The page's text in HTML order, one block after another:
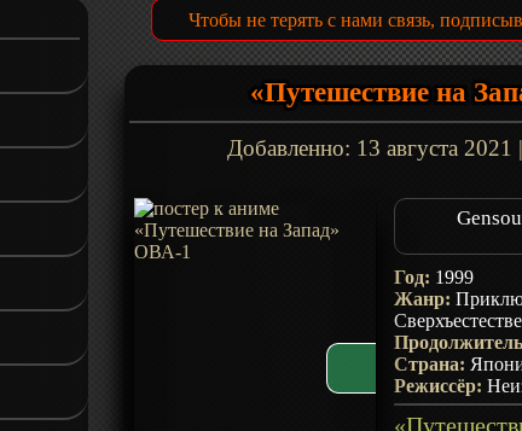
Чтобы не терять с нами связь,
«Путешествие на
Добавленно: 13 августа 2021
Год: 1999
Жанр:
Страна:
Режиссёр: